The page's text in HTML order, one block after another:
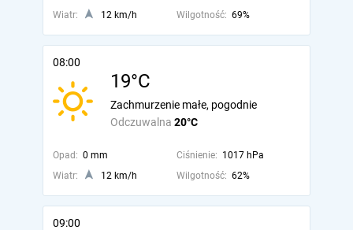
Wiatr: 12 km/h Wilgotność: 69%
08:00
19°C
Odczuwalna 20°C
Zachmurzenie małe, pogodnie
Opad: 0 mm Ciśnienie: 1017 hPa
Wiatr:
12 km/h Wilgotność: 62%
09:00